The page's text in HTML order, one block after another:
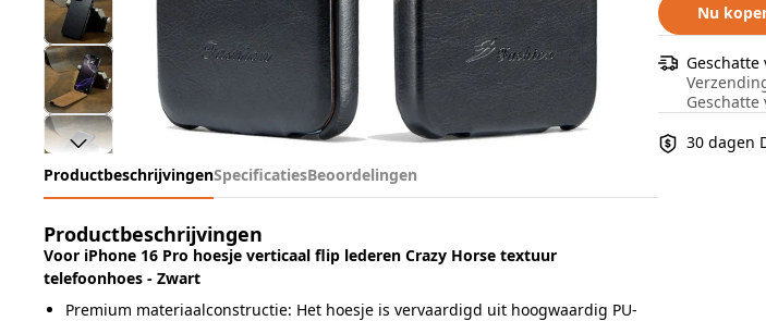
ProductbeschrijvingenSpecificatiesBeoordelingen
Productbeschrijvingen
Voor iPhone 16 Pro hoesje verticaal flip lederen Crazy Horse textuur
telefoonhoes - Zwart
Premium materiaalconstructie: Het hoesje is vervaardigd uit hoogwaardig PU-
Nu
Geschatte
30 dagen